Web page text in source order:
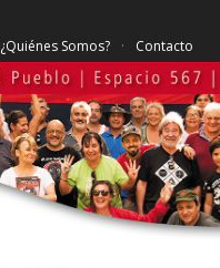
¿Quiénes Somos? Contacto